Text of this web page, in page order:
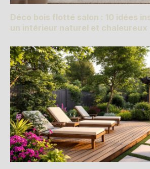
Déco bois flotté salon : 10 idées
un intérieur naturel et chaleureux